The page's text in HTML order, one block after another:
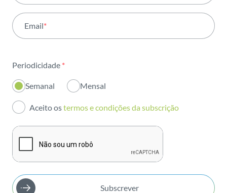
Atividade
Institucional
Inovação
Investidores
Publicações
Email*
Periodicidade *
Semanal Mensal
Aceito ostermos e condições da subscrição
Subscrever